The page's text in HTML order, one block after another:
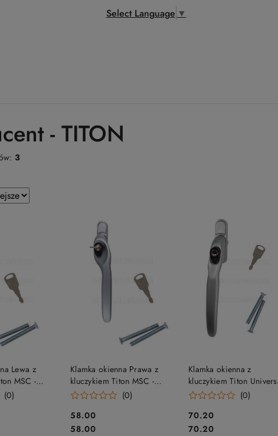
Select Language ▼
- TITON
3
Lewa z
MSC -
okien z
(0)
Klamka okienna Prawa z
kluczykiem Titon MSC -
chrom satyn, do okien z
(0)
Cena:
58.00
Cena:
58.00
DO KOSZYKA
Klamka okienna z
kluczykiem Titon
MSC - chrom satyn, do
aluminium
(0)
Cena:
70.20
Cena:
70.20
DO KOSZYKA